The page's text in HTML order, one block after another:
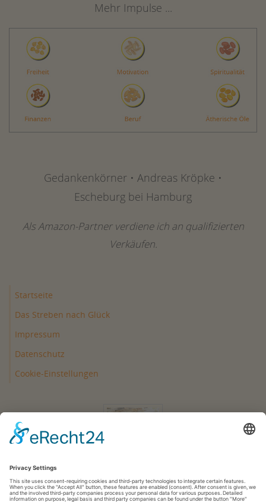
Mehr Impulse ...
Gedankenkörner • Andreas Kröpke •
Escheburg bei Hamburg
Als Amazon-Partner verdiene ich an qualifizierten
Verkäufen.
Startseite
Das Streben nach Glück
Impressum
Datenschutz
Cookie-Einstellungen